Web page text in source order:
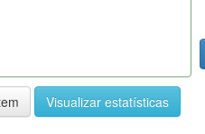
Visualizar estatísticas